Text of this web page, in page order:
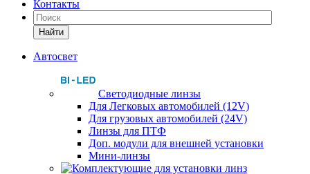
Контакты
Найти
Автосвет
Светодиодные линзы
Для Легковых автомобилей (12V)
Для грузовых автомобилей (24V)
Линзы для ПТФ
Доп. модули для внешней установки
Мини-линзы